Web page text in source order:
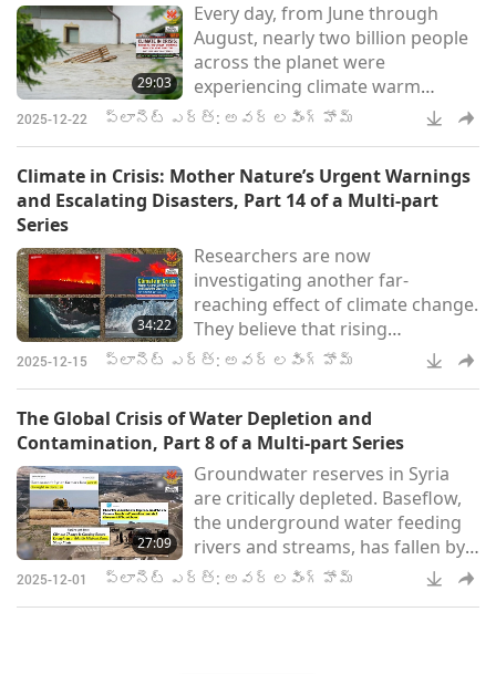
29:03
Every day, from June through
August, nearly two billion people
across the planet were
experiencing climate warm
temperatures. And it’s really a
the realm of science. It’s not
something that’s just happening
happening in our daily lives, right
here, right now.
2025-12-22 ప్లానెట్ ఎర్త్: అవర్ లవింగ్ హోమ్
Climate in Crisis: Mother Nature’s Urgent Warnings
and Escalating Disasters, Part 14 of a Multi-part
Series
34:22
Researchers are now
investigating another far-
reaching effect of climate change.
They believe that rising
temperatures could accelerate
2025-12-15 ప్లానెట్ ఎర్త్: అవర్ లవింగ్ హోమ్
The Global Crisis of Water Depletion and
Contamination, Part 8 of a Multi-part Series
27:09
Groundwater reserves in Syria
are critically depleted. Baseflow,
the underground water feeding
rivers and streams, has fallen by
80% nationwide and by more
2025-12-01 ప్లానెట్ ఎర్త్: అవర్ లవింగ్ హోమ్